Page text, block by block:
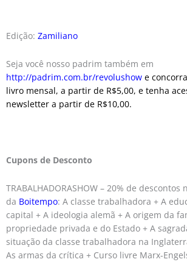
Edição: Zamiliano
Seja você nosso padrim também em
http://padrim.com.br/revolushow e
livro mensal, a partir de R$5,00, e tenha
newsletter a partir de R$10,00.
Cupons de Desconto
TRABALHADORASHOW – 20% de
da Boitempo: A classe trabalhadora + A
capital + A ideologia alemã + A origem da
propriedade privada e do Estado + A
situação da classe trabalhadora na
As armas da crítica + Curso livre Marx-